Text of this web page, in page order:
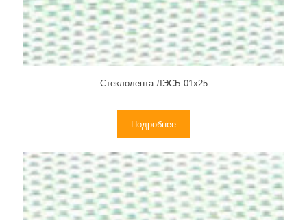
Стеклолента ЛЭСБ 01х25
Подробнее